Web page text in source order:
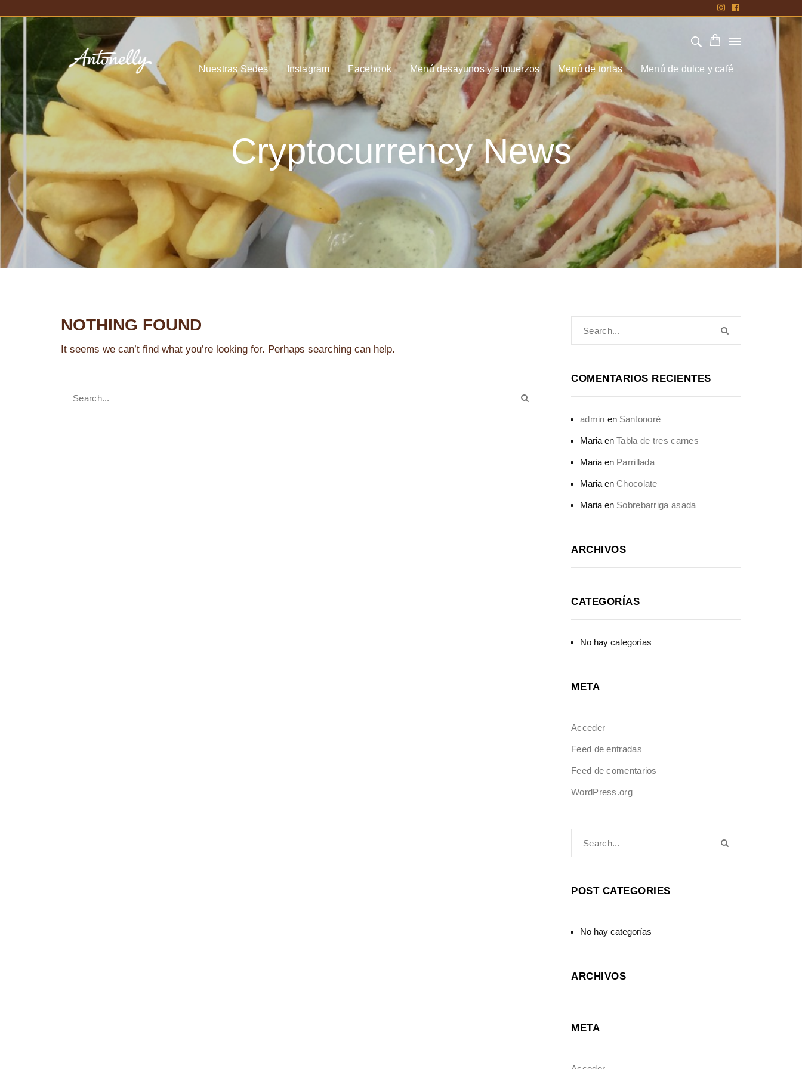
Nuestras Sedes Instagram Facebook Menú desayunos y almuerzos Menú de tortas Menú de dulce y café
Cryptocurrency News
NOTHING FOUND
It seems we can’t find what you’re looking for. Perhaps searching can help.
COMENTARIOS RECIENTES
admin en Santonoré
Maria en Tabla de tres carnes
Maria en Parrillada
Maria en Chocolate
Maria en Sobrebarriga asada
ARCHIVOS
CATEGORÍAS
No hay categorías
META
Acceder
Feed de entradas
Feed de comentarios
WordPress.org
POST CATEGORIES
No hay categorías
ARCHIVOS
META